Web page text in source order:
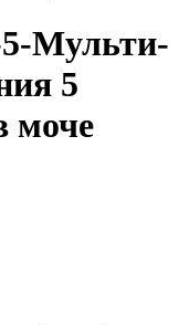
Мульти-
5
моче